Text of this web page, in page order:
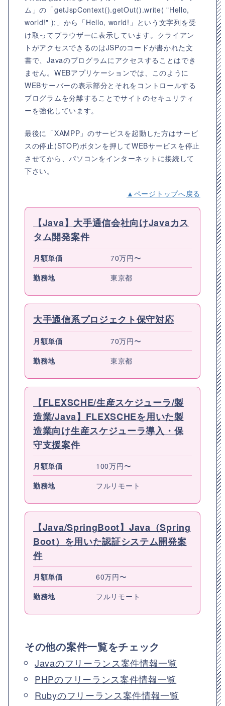
ム」の「getJspContext().getOut().write( "Hello,
world!" );」から「Hello, world!」という文字列を受
け取ってブラウザーに表示しています。クライアン
トがアクセスできるのはJSPのコードが書かれた文
書で、Javaのプログラムにアクセスすることはでき
ません。WEBアプリケーションでは、このように
WEBサーバーの表示部分とそれをコントロールする
プログラムを分離することでサイトのセキュリティ
ーを強化しています。
最後に「XAMPP」のサービスを起動した方はサービ
スの停止(STOP)ボタンを押してWEBサービスを停止
させてから、パソコンをインターネットに接続して
下さい。
▲ページトップへ戻る
【Java】大手通信会社向けJavaカス
タム開発案件
月額単価
70万円〜
勤務地
東京都
大手通信系プロジェクト保守対応
月額単価
70万円〜
勤務地
東京都
【FLEXSCHE/生産スケジューラ/製
造業/Java】FLEXSCHEを用いた製
造業向け生産スケジューラ導入・保
守支援案件
月額単価
100万円〜
勤務地
フルリモート
【Java/SpringBoot】Java（Spring
Boot）を用いた認証システム開発案
件
月額単価
60万円〜
勤務地
フルリモート
その他の案件一覧をチェック
Javaのフリーランス案件情報一覧
PHPのフリーランス案件情報一覧
Rubyのフリーランス案件情報一覧